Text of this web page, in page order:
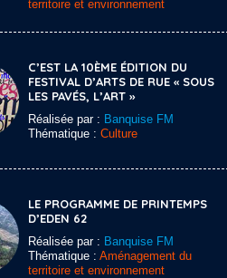
territoire et environnement
C’EST LA 10ÈME ÉDITION DU
FESTIVAL D’ARTS DE RUE « SOUS
LES PAVÉS, L’ART »
Réalisée par : Banquise FM
Thématique : Culture
LE PROGRAMME DE PRINTEMPS
D’EDEN 62
Réalisée par : Banquise FM
Thématique : Aménagement du
territoire et environnement